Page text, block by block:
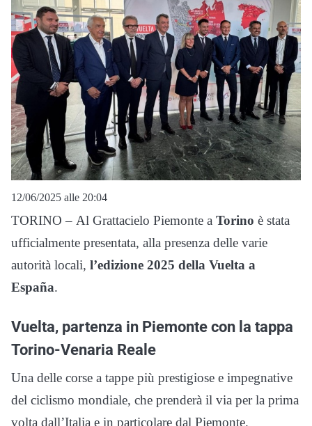
12/06/2025 alle 20:04
TORINO – Al Grattacielo Piemonte a Torino è stata
ufficialmente presentata, alla presenza delle varie
autorità locali, l’edizione 2025 della Vuelta a
España.
Vuelta, partenza in Piemonte con la tappa
Torino-Venaria Reale
Una delle corse a tappe più prestigiose e impegnative
del ciclismo mondiale, che prenderà il via per la prima
volta dall’Italia e in particolare dal Piemonte.